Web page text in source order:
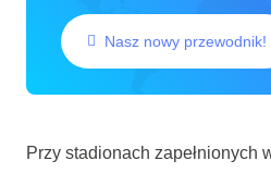
Nasz nowy przewodnik!
Przy stadionach zapełnionych